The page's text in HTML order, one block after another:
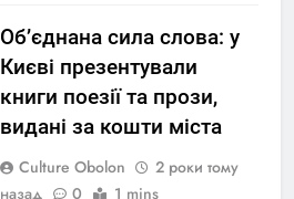
Об’єднана сила слова: у
Києві презентували
книги поезії та прози,
видані за кошти міста
Culture Obolon
2 роки тому
назад
0 1 mins